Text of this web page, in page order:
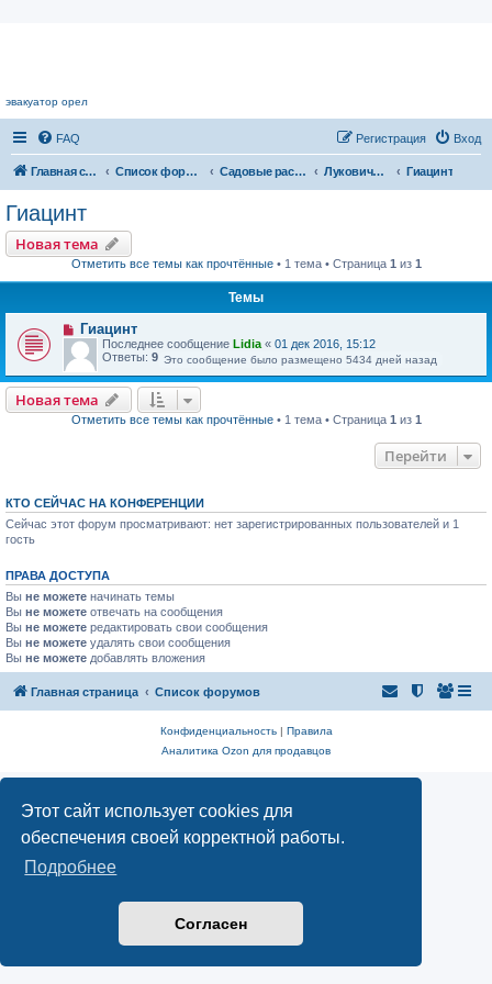
Этот сайт использует cookies для
обеспечения своей корректной работы.
Подробнее
Согласен
эвакуатор орел
FAQ Вход
Регистрация
Главная страница Список форумов Садовые растения Луковичные растения Гиацинт
Гиацинт
Новая тема
Отметить все темы как прочтённые• 1 тема • Страница 1 из 1
Темы
Гиацинт
Последнее сообщение Lidia « 01 дек 2016, 15:12
Ответы: 9 Это сообщение было размещено 5434 дней назад
Новая тема
Отметить все темы как прочтённые• 1 тема • Страница 1 из 1
Перейти
КТО СЕЙЧАС НА КОНФЕРЕНЦИИ
Сейчас этот форум просматривают: нет зарегистрированных пользователей и 1
гость
ПРАВА ДОСТУПА
Вы не можете начинать темы
Вы не можете отвечать на сообщения
Вы не можете редактировать свои сообщения
Вы не можете удалять свои сообщения
Вы не можете добавлять вложения
Главная страница Список форумов
Конфиденциальность| Правила
Аналитика Ozon для продавцов